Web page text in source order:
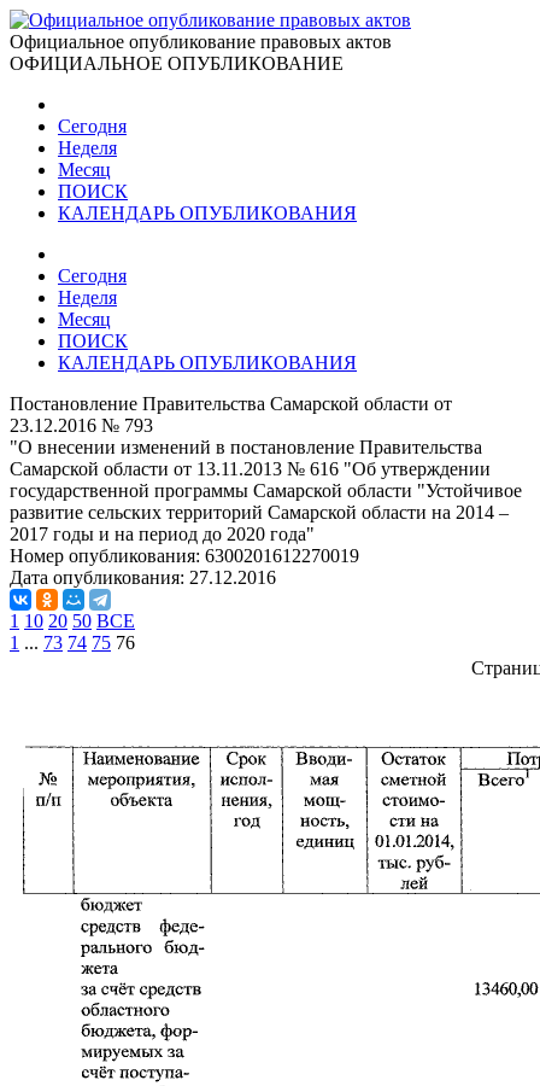
Официальное опубликование правовых актов
ОФИЦИАЛЬНОЕ ОПУБЛИКОВАНИЕ
Сегодня
Неделя
Месяц
ПОИСК
КАЛЕНДАРЬ ОПУБЛИКОВАНИЯ
Сегодня
Неделя
Месяц
ПОИСК
КАЛЕНДАРЬ ОПУБЛИКОВАНИЯ
Постановление Правительства Самарской области от
23.12.2016 № 793
"О внесении изменений в постановление Правительства
Самарской области от 13.11.2013 № 616 "Об утверждении
государственной программы Самарской области "Устойчивое
развитие сельских территорий Самарской области на 2014 –
2017 годы и на период до 2020 года"
Номер опубликования: 6300201612270019
Дата опубликования: 27.12.2016
1 10 20 50 ВСЕ
1 ... 73 74 75 76